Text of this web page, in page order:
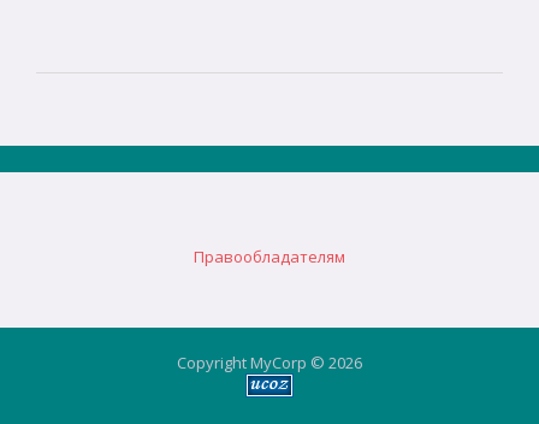
Правообладателям
Copyright MyCorp © 2026